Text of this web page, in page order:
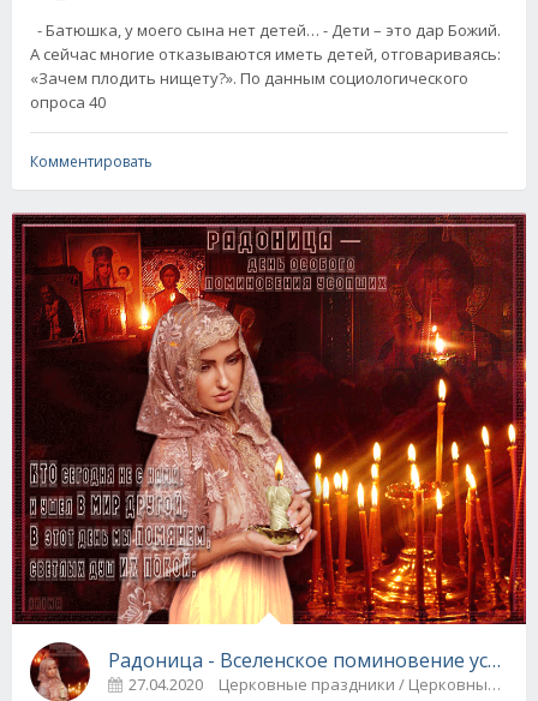
- Батюшка, у моего сына нет детей… - Дети – это дар Божий.
А сейчас многие отказываются иметь детей, отговариваясь:
«Зачем плодить нищету?». По данным социологического
опроса 40
Комментировать
Радоница - Вселенское поминовение
27.04.2020 Церковные праздники / Церковные